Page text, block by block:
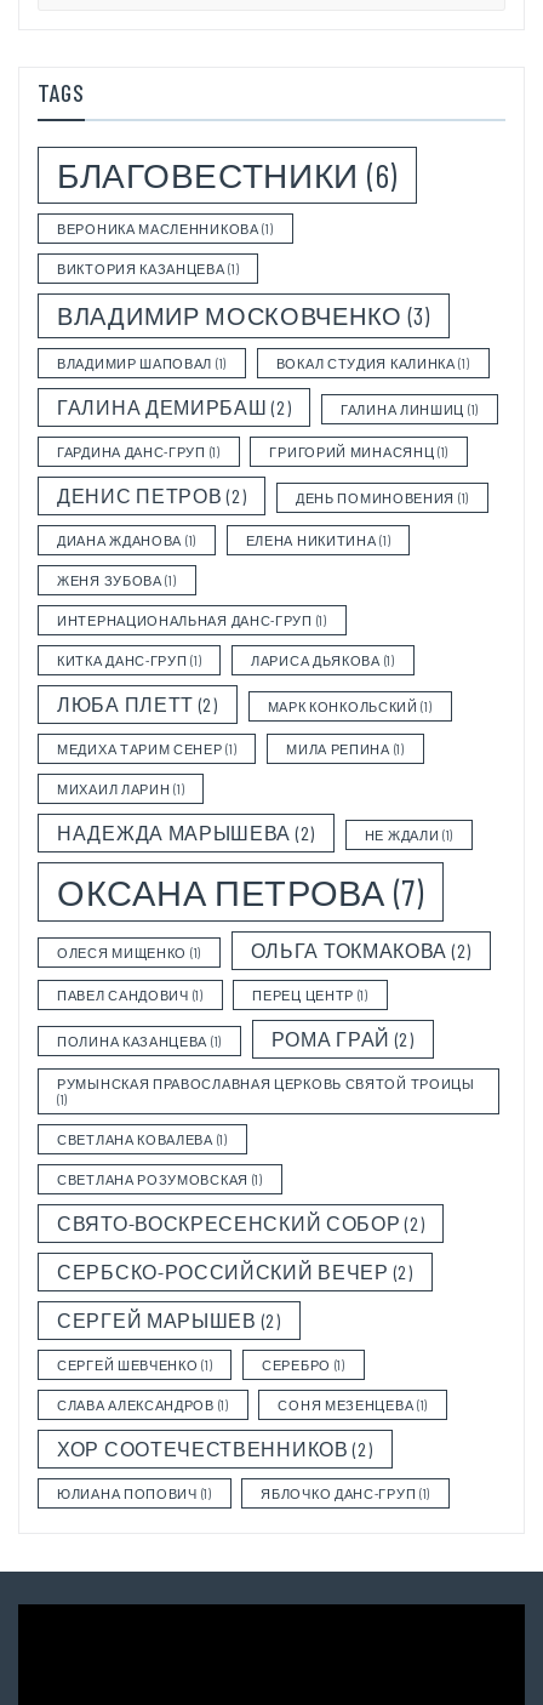
TAGS
БЛАГОВЕСТНИКИ (6)
ВЕРОНИКА МАСЛЕННИКОВА (1)
ВИКТОРИЯ КАЗАНЦЕВА (1)
ВЛАДИМИР МОСКОВЧЕНКО (3)
ВЛАДИМИР ШАПОВАЛ (1) ВОКАЛ СТУДИЯ КАЛИНКА (1)
ГАЛИНА ДЕМИРБАШ (2) ГАЛИНА ЛИНШИЦ (1)
ГАРДИНА ДАНС-ГРУП (1) ГРИГОРИЙ МИНАСЯНЦ (1)
ДЕНИС ПЕТРОВ (2) ДЕНЬ ПОМИНОВЕНИЯ (1)
ДИАНА ЖДАНОВА (1) ЕЛЕНА НИКИТИНА (1)
ЖЕНЯ ЗУБОВА (1)
ИНТЕРНАЦИОНАЛЬНАЯ ДАНС-ГРУП (1)
КИТКА ДАНС-ГРУП (1) ЛАРИСА ДЬЯКОВА (1)
ЛЮБА ПЛЕТТ (2) МАРК КОНКОЛЬСКИЙ (1)
МЕДИХА ТАРИМ СЕНЕР (1) МИЛА РЕПИНА (1)
МИХАИЛ ЛАРИН (1)
НАДЕЖДА МАРЫШЕВА (2) НЕ ЖДАЛИ (1)
ОКСАНА ПЕТРОВА (7)
ОЛЕСЯ МИЩЕНКО (1) ОЛЬГА ТОКМАКОВА (2)
ПАВЕЛ САНДОВИЧ (1) ПЕРЕЦ ЦЕНТР (1)
ПОЛИНА КАЗАНЦЕВА (1) РОМА ГРАЙ (2)
РУМЫНСКАЯ ПРАВОСЛАВНАЯ ЦЕРКОВЬ СВЯТОЙ ТРОИЦЫ
(1)
СВЕТЛАНА КОВАЛЕВА (1)
СВЕТЛАНА РОЗУМОВСКАЯ (1)
СВЯТО-ВОСКРЕСЕНСКИЙ СОБОР (2)
СЕРБСКО-РОССИЙСКИЙ ВЕЧЕР (2)
СЕРГЕЙ МАРЫШЕВ (2)
СЕРГЕЙ ШЕВЧЕНКО (1) СЕРЕБРО (1)
СЛАВА АЛЕКСАНДРОВ (1) СОНЯ МЕЗЕНЦЕВА (1)
ХОР СООТЕЧЕСТВЕННИКОВ (2)
ЮЛИАНА ПОПОВИЧ (1) ЯБЛОЧКО ДАНС-ГРУП (1)